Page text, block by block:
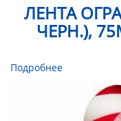
ЛЕНТА
ЧЕРН.),
Подробнее